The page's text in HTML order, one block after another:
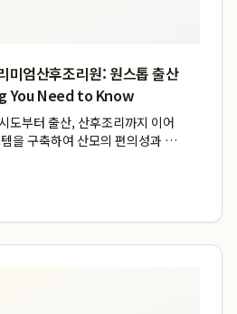
미엄산후조리원: 원스톱 출산
You Need to Know
도부터 출산, 산후조리까지 이어
을 구축하여 산모의 편의성과 서
서 모두 가능한 원스톱출산 시스